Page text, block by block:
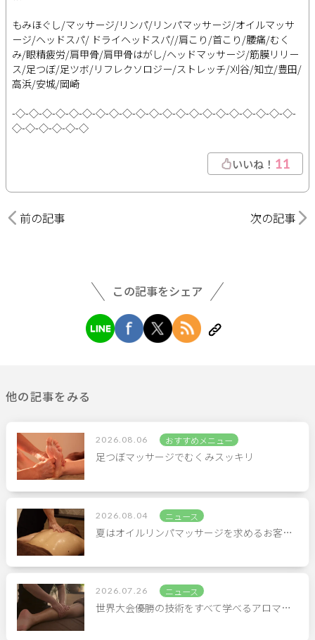
もみほぐし/マッサージ/リンパ/リンパマッサージ/オイルマッサ
ージ/ヘッドスパ/ ドライヘッドスパ//肩こり/首こり/腰痛/むく
み/眼精疲労/肩甲骨/肩甲骨はがし/ヘッドマッサージ/筋膜リリー
ス/足つぼ/足ツボ/リフレクソロジー/ストレッチ/刈谷/知立/豊田/
高浜/安城/岡崎
-◇-◇-◇-◇-◇-◇-◇-◇-◇-◇-◇-◇-◇-◇-◇-◇-◇-◇-◇-◇-◇-
◇-◇-◇-◇-◇-◇
いいね！ 11
前の記事 次の記事
この記事をシェア
他の記事をみる
2026.08.06 おすすめメニュー
足つぼマッサージでむくみスッキリ
2026.08.04 ニュース
夏はオイルリンパマッサージを求めるお客…
2026.07.26 ニュース
世界大会優勝の技術をすべて学べるアロマ…